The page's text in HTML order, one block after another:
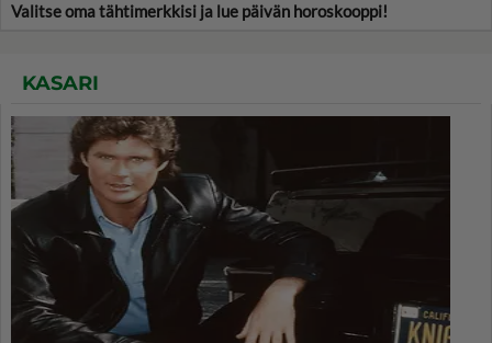
Valitse oma tähtimerkkisi ja lue päivän horoskooppi!
KASARI